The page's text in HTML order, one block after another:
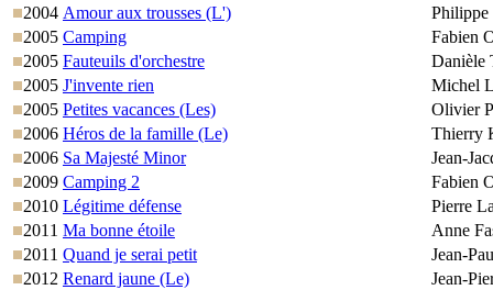
2004 Amour aux trousses (L')
Philippe
2005 Camping
Fabien
2005 Fauteuils d'orchestre
Danièle
2005 J'invente rien
Michel
2005 Petites vacances (Les)
Olivier
2006 Héros de la famille (Le)
Thierry
2006 Sa Majesté Minor
Jean-
2009 Camping 2
Fabien
2010 Légitime défense
Pierre
2011 Ma bonne étoile
Anne
2011 Quand je serai petit
Jean-
2012 Renard jaune (Le)
Jean-